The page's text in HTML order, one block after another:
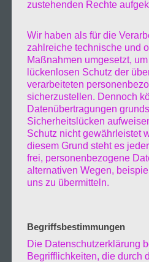
zustehenden Rechte
Wir haben als für die
zahlreiche technische und
Maßnahmen umgesetzt,
lückenlosen Schutz der
verarbeiteten
sicherzustellen. Dennoch
Datenübertragungen
Sicherheitslücken
Schutz nicht gewährleistet
diesem Grund steht es
frei, personenbezogene
alternativen Wegen,
uns zu übermitteln.
Begriffsbestimmungen
Die Datenschutzerklärung
Begrifflichkeiten, die durch